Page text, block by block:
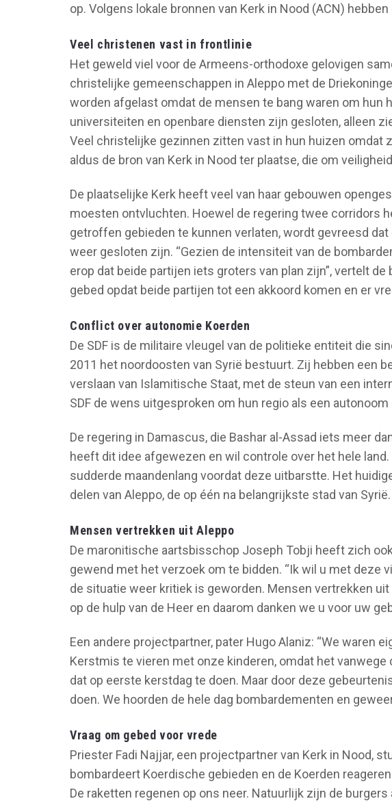
op. Volgens lokale bronnen van Kerk in Nood (ACN)
Veel christenen vast in frontlinie
Het geweld viel voor de Armeens-orthodoxe gelovigen
christelijke gemeenschappen in Aleppo met de
worden afgelast omdat de mensen te bang waren om hun
universiteiten en openbare diensten zijn gesloten, alleen
Veel christelijke gezinnen zitten vast in hun huizen omdat
aldus de bron van Kerk in Nood ter plaatse, die om
De plaatselijke Kerk heeft veel van haar gebouwen
moesten ontvluchten. Hoewel de regering twee corridors
getroffen gebieden te kunnen verlaten, wordt gevreesd
weer gesloten zijn. “Gezien de intensiteit van de
erop dat beide partijen iets groters van plan zijn”, vertelt de
gebed opdat beide partijen tot een akkoord komen en er
Conflict over autonomie Koerden
De SDF is de militaire vleugel van de politieke entiteit die
2011 het noordoosten van Syrië bestuurt. Zij hebben een
verslaan van Islamitische Staat, met de steun van een
SDF de wens uitgesproken om hun regio als een
De regering in Damascus, die Bashar al-Assad iets meer
heeft dit idee afgewezen en wil controle over het hele
sudderde maandenlang voordat deze uitbarstte. Het
delen van Aleppo, de op één na belangrijkste stad van Syrië.
Mensen vertrekken uit Aleppo
De maronitische aartsbisschop Joseph Tobji heeft zich
gewend met het verzoek om te bidden. “Ik wil u met deze
de situatie weer kritiek is geworden. Mensen vertrekken uit
op de hulp van de Heer en daarom danken we u voor uw
Een andere projectpartner, pater Hugo Alaniz: “We waren
Kerstmis te vieren met onze kinderen, omdat het
dat op eerste kerstdag te doen. Maar door deze
doen. We hoorden de hele dag bombardementen en
Vraag om gebed voor vrede
Priester Fadi Najjar, een projectpartner van Kerk in Nood,
bombardeert Koerdische gebieden en de Koerden
De raketten regenen op ons neer. Natuurlijk zijn de